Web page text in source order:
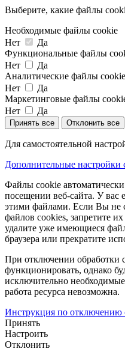
Выберите, какие файлы
Необходимые файлы cookie
Нет
Да
Функциональные файлы
Нет
Да
Аналитические файлы cookie
Нет
Да
Маркетинговые файлы
Нет
Да
Принять все Отклонить все
Для самостоятельной
Дополнительные настройки
Файлы cookie
посещении веб-сайта. У вас
этими файлами. Если Вы не
файлов cookies, запретите
удалите уже имеющиеся
браузера или прекратите
При отключении обработки
функционировать, однако
исключительно
работа ресурса невозможна.
Инструкция по отключению
Принять
Настроить
Отклонить